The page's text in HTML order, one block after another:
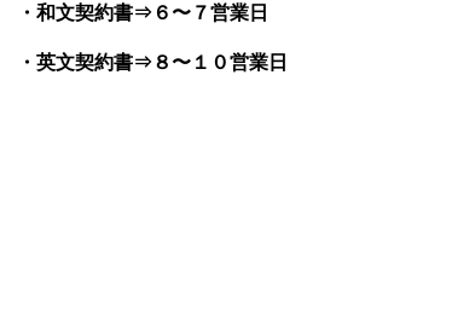
・和文契約書⇒６〜７営業日
・英文契約書⇒８〜１０営業日